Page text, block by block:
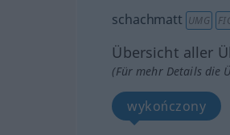
schachmatt UMG
Übersicht aller
(Für mehr Details die
wykończony